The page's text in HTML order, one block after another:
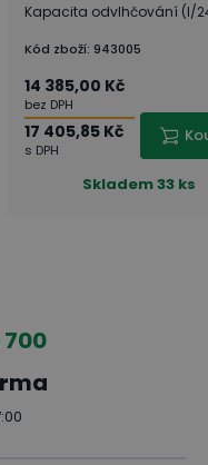
Kapacita odvlhčování (l/
Kód zboží: 943005
14 385,00 Kč
bez DPH
17 405,85 Kč
s DPH
Skladem33 ks